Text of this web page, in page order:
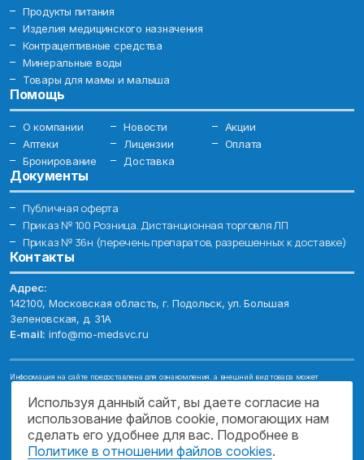
Продукты питания
Изделия медицинского назначения
Контрацептивные средства
Минеральные воды
Товары для мамы и малыша
Помощь
О компании Новости
Акции
Аптеки
Лицензии
Оплата
Бронирование
Доставка
Документы
Публичная оферта
Приказ № 100 Розница. Дистанционная торговля ЛП
Приказ № 36н (перечень препаратов, разрешенных к доставке)
Контакты
Адрес:
142100, Московская область, г. Подольск, ул. Большая
Зеленовская, д. 31А
E-mail: info@mo-medsvc.ru
Информация на сайте предоставлена для ознакомления, а внешний вид товара может
Имеются противопоказания, проконсультируйтесь со специалистом!
© 2026. ГОСУДАРСТВЕННОЕ БЮДЖЕТНОЕ УЧРЕЖДЕНИЕ МОСКОВСКОЙ
ОБЛАСТИ "МОСОБЛМЕДСЕРВИС"
ПОДДЕРЖКА САЙТА
Используя данный сайт, вы даете согласие на
использование файлов cookie, помогающих нам
сделать его удобнее для вас. Подробнее в
Политике в отношении файлов cookies.